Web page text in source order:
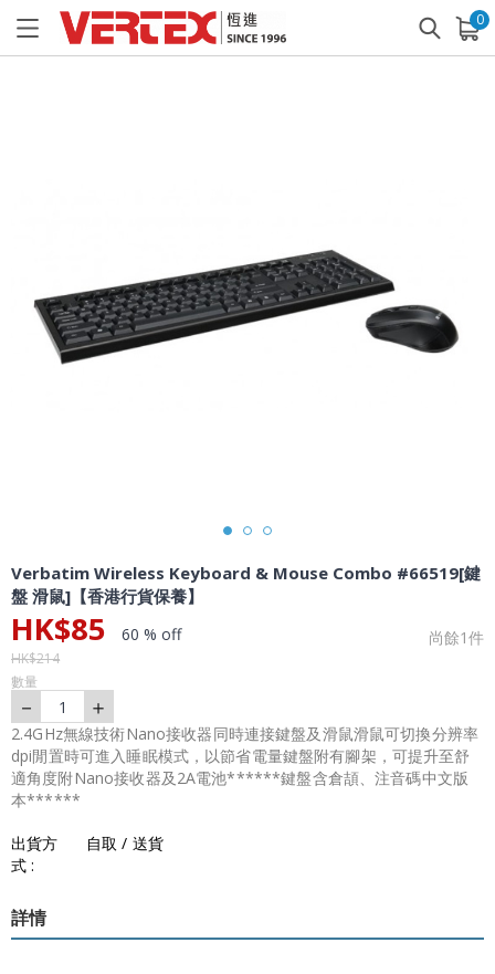
0
已加入購物車 查看
Verbatim Wireless Keyboard & Mouse Combo #66519[鍵
盤 滑鼠]【香港行貨保養】
HK$85 60 % off 尚餘1件
HK$214
數量
－ 1 ＋
2.4GHz無線技術Nano接收器同時連接鍵盤及滑鼠滑鼠可切換分辨率
dpi閒置時可進入睡眠模式，以節省電量鍵盤附有腳架，可提升至舒
適角度附Nano接收器及2A電池******鍵盤含倉頡、注音碼中文版
本******
出貨方
式 :
自取 / 送貨
詳情